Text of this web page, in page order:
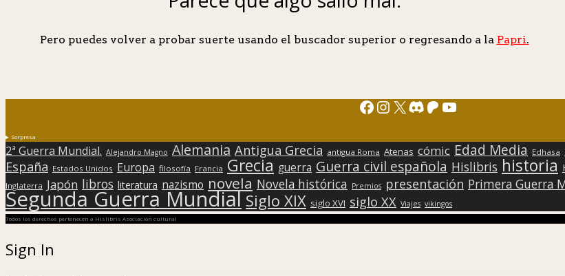
Pero puedes volver a probar suerte usando el buscador superior o regresando a la Papri.
Facebook
Instagram
X Discord
Patreon
YouTube
Sorpresa
2ª Guerra Mundial. Alejandro Magno Alemania Antigua Grecia antigua Roma Atenas cómic Edad Media Edhasa
España Estados Unidos Europa filosofía Francia Grecia guerra Guerra civil española Hislibris historia
Inglaterra Japón libros literatura nazismo novela Novela histórica Premios presentación Primera Guerra
Segunda Guerra Mundial Siglo XIX siglo XVI siglo XX Viajes vikingos
Todos los derechos pertenecen a Hislibris Asociación cultural
Sign In